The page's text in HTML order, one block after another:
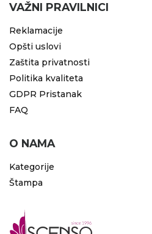
VAŽNI PRAVILNICI
Reklamacije
Opšti uslovi
Zaštita privatnosti
Politika kvaliteta
GDPR Pristanak
FAQ
O NAMA
Kategorije
Štampa